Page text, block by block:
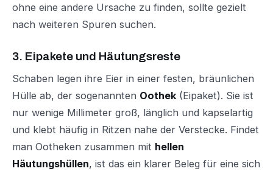
ohne eine andere Ursache zu finden, sollte gezielt
nach weiteren Spuren suchen.
3. Eipakete und Häutungsreste
Schaben legen ihre Eier in einer festen, bräunlichen
Hülle ab, der sogenannten Oothek(Eipaket). Sie ist
nur wenige Millimeter groß, länglich und kapselartig
und klebt häufig in Ritzen nahe der Verstecke. Findet
man Ootheken zusammen mit hellen
Häutungshüllen, ist das ein klarer Beleg für eine sich